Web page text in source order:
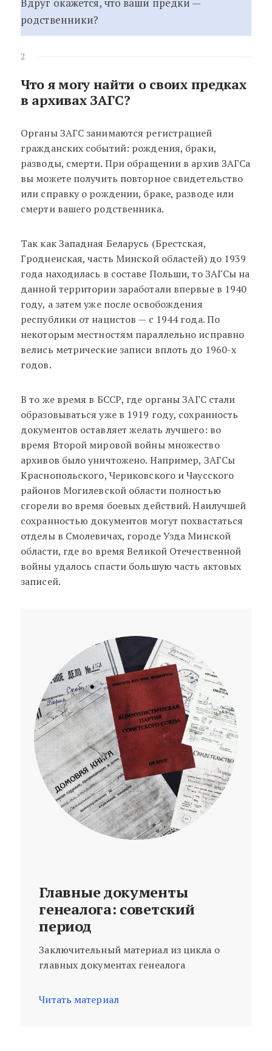
Вдруг окажется, что ваши предки —
родственники?
2
Что я могу найти о своих предках
в архивах ЗАГС?
Органы ЗАГС занимаются регистрацией
гражданских событий: рождения, браки,
разводы, смерти. При обращении в архив ЗАГСа
вы можете получить повторное свидетельство
или справку о рождении, браке, разводе или
смерти вашего родственника.
Так как Западная Беларусь (Брестская,
Гродненская, часть Минской областей) до 1939
года находилась в составе Польши, то ЗАГСы на
данной территории заработали впервые в 1940
году, а затем уже после освобождения
республики от нацистов — с 1944 года. По
некоторым местностям параллельно исправно
велись метрические записи вплоть до 1960-х
годов.
В то же время в БССР, где органы ЗАГС стали
образовываться уже в 1919 году, сохранность
документов оставляет желать лучшего: во
время Второй мировой войны множество
архивов было уничтожено. Например, ЗАГСы
Краснопольского, Чериковского и Чаусского
районов Могилевской области полностью
сгорели во время боевых действий. Наилучшей
сохранностью документов могут похвастаться
отделы в Смолевичах, городе Узда Минской
области, где во время Великой Отечественной
войны удалось спасти большую часть актовых
записей.
Главные документы
генеалога: советский
период
Заключительный материал из цикла о
главных документах генеалога
Читать материал